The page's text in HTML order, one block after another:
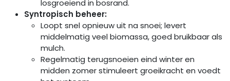
losgroeiend in bosrand.
Syntropisch beheer:
Loopt snel opnieuw uit na snoei; levert
middelmatig veel biomassa, goed bruikbaar als
mulch.
Regelmatig terugsnoeien eind winter en
midden zomer stimuleert groeikracht en voedt